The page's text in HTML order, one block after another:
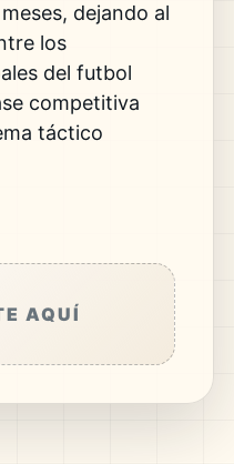
dejando al
los
del futbol
competitiva
táctico
AQUÍ